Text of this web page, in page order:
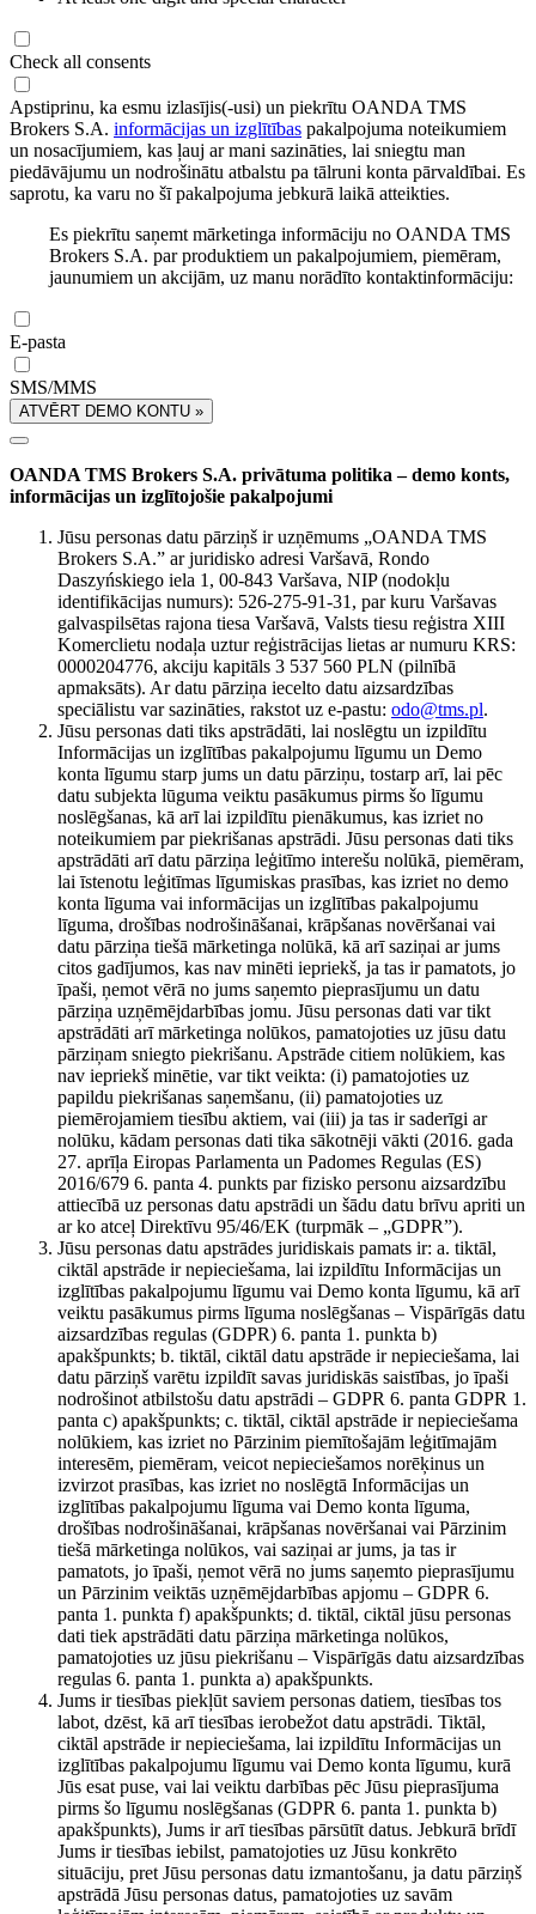
Check all consents
Apstiprinu, ka esmu izlasījis(-usi) un piekrītu OANDA TMS
Brokers S.A. informācijas un izglītības pakalpojuma noteikumiem
un nosacījumiem, kas ļauj ar mani sazināties, lai sniegtu man
piedāvājumu un nodrošinātu atbalstu pa tālruni konta pārvaldībai. Es
saprotu, ka varu no šī pakalpojuma jebkurā laikā atteikties.
Es piekrītu saņemt mārketinga informāciju no OANDA TMS
Brokers S.A. par produktiem un pakalpojumiem, piemēram,
jaunumiem un akcijām, uz manu norādīto kontaktinformāciju:
E-pasta
SMS/MMS
ATVĒRT DEMO KONTU »
OANDA TMS Brokers S.A. privātuma politika – demo konts,
informācijas un izglītojošie pakalpojumi
Jūsu personas datu pārziņš ir uzņēmums „OANDA TMS
Brokers S.A.” ar juridisko adresi Varšavā, Rondo
Daszyńskiego iela 1, 00-843 Varšava, NIP (nodokļu
identifikācijas numurs): 526-275-91-31, par kuru Varšavas
galvaspilsētas rajona tiesa Varšavā, Valsts tiesu reģistra XIII
Komerclietu nodaļa uztur reģistrācijas lietas ar numuru KRS:
0000204776, akciju kapitāls 3 537 560 PLN (pilnībā
apmaksāts). Ar datu pārziņa iecelto datu aizsardzības
speciālistu var sazināties, rakstot uz e-pastu: odo@tms.pl.
Jūsu personas dati tiks apstrādāti, lai noslēgtu un izpildītu
Informācijas un izglītības pakalpojumu līgumu un Demo
konta līgumu starp jums un datu pārziņu, tostarp arī, lai pēc
datu subjekta lūguma veiktu pasākumus pirms šo līgumu
noslēgšanas, kā arī lai izpildītu pienākumus, kas izriet no
noteikumiem par piekrišanas apstrādi. Jūsu personas dati tiks
apstrādāti arī datu pārziņa leģitīmo interešu nolūkā, piemēram,
lai īstenotu leģitīmas līgumiskas prasības, kas izriet no demo
konta līguma vai informācijas un izglītības pakalpojumu
līguma, drošības nodrošināšanai, krāpšanas novēršanai vai
datu pārziņa tiešā mārketinga nolūkā, kā arī saziņai ar jums
citos gadījumos, kas nav minēti iepriekš, ja tas ir pamatots, jo
īpaši, ņemot vērā no jums saņemto pieprasījumu un datu
pārziņa uzņēmējdarbības jomu. Jūsu personas dati var tikt
apstrādāti arī mārketinga nolūkos, pamatojoties uz jūsu datu
pārziņam sniegto piekrišanu. Apstrāde citiem nolūkiem, kas
nav iepriekš minētie, var tikt veikta: (i) pamatojoties uz
papildu piekrišanas saņemšanu, (ii) pamatojoties uz
piemērojamiem tiesību aktiem, vai (iii) ja tas ir saderīgi ar
nolūku, kādam personas dati tika sākotnēji vākti (2016. gada
27. aprīļa Eiropas Parlamenta un Padomes Regulas (ES)
2016/679 6. panta 4. punkts par fizisko personu aizsardzību
attiecībā uz personas datu apstrādi un šādu datu brīvu apriti un
ar ko atceļ Direktīvu 95/46/EK (turpmāk – „GDPR”).
Jūsu personas datu apstrādes juridiskais pamats ir: a. tiktāl,
ciktāl apstrāde ir nepieciešama, lai izpildītu Informācijas un
izglītības pakalpojumu līgumu vai Demo konta līgumu, kā arī
veiktu pasākumus pirms līguma noslēgšanas – Vispārīgās datu
aizsardzības regulas (GDPR) 6. panta 1. punkta b)
apakšpunkts; b. tiktāl, ciktāl datu apstrāde ir nepieciešama, lai
datu pārziņš varētu izpildīt savas juridiskās saistības, jo īpaši
nodrošinot atbilstošu datu apstrādi – GDPR 6. panta GDPR 1.
panta c) apakšpunkts; c. tiktāl, ciktāl apstrāde ir nepieciešama
nolūkiem, kas izriet no Pārzinim piemītošajām leģitīmajām
interesēm, piemēram, veicot nepieciešamos norēķinus un
izvirzot prasības, kas izriet no noslēgtā Informācijas un
izglītības pakalpojumu līguma vai Demo konta līguma,
drošības nodrošināšanai, krāpšanas novēršanai vai Pārzinim
tiešā mārketinga nolūkos, vai saziņai ar jums, ja tas ir
pamatots, jo īpaši, ņemot vērā no jums saņemto pieprasījumu
un Pārzinim veiktās uzņēmējdarbības apjomu – GDPR 6.
panta 1. punkta f) apakšpunkts; d. tiktāl, ciktāl jūsu personas
dati tiek apstrādāti datu pārziņa mārketinga nolūkos,
pamatojoties uz jūsu piekrišanu – Vispārīgās datu aizsardzības
regulas 6. panta 1. punkta a) apakšpunkts.
Jums ir tiesības piekļūt saviem personas datiem, tiesības tos
labot, dzēst, kā arī tiesības ierobežot datu apstrādi. Tiktāl,
ciktāl apstrāde ir nepieciešama, lai izpildītu Informācijas un
izglītības pakalpojumu līgumu vai Demo konta līgumu, kurā
Jūs esat puse, vai lai veiktu darbības pēc Jūsu pieprasījuma
pirms šo līgumu noslēgšanas (GDPR 6. panta 1. punkta b)
apakšpunkts), Jums ir arī tiesības pārsūtīt datus. Jebkurā brīdī
Jums ir tiesības iebilst, pamatojoties uz Jūsu konkrēto
situāciju, pret Jūsu personas datu izmantošanu, ja datu pārziņš
apstrādā Jūsu personas datus, pamatojoties uz savām